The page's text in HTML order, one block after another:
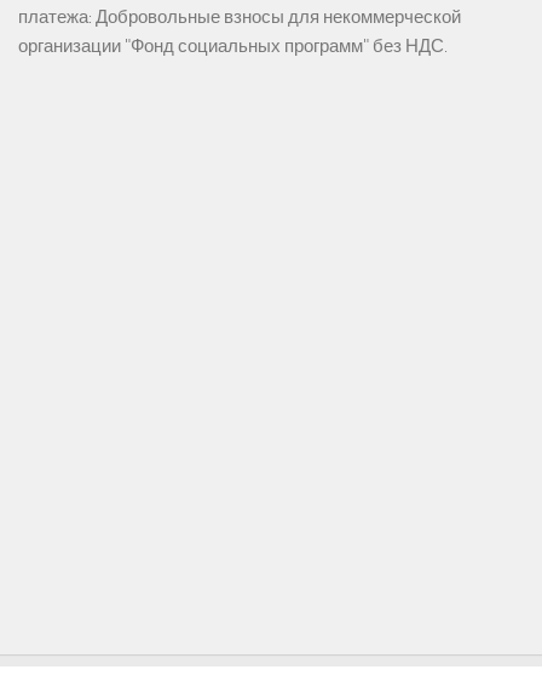
платежа: Добровольные взносы для некоммерческой
организации "Фонд социальных программ" без НДС.